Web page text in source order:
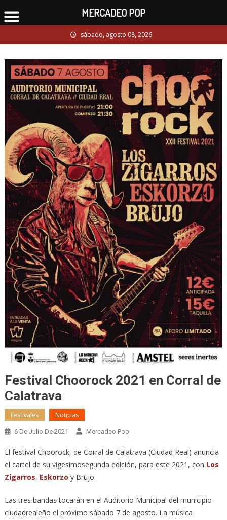
to
sábado, agosto 08, 2026
Festival Choorock 2021 en Corral de
Calatrava
Festivales Noticias
6 De Julio De 2021 Mercadeo Pop
El festival Choorock, de Corral de Calatrava (Ciudad Real) anuncia
el cartel de su vigesimosegunda edición, para este 2021, con Los
Zigarros, Eskorzo y Brujo.
Las tres bandas tocarán en el Auditorio Municipal del municipio
ciudadrealeño el próximo sábado 7 de agosto. La música
MERCADEO POP